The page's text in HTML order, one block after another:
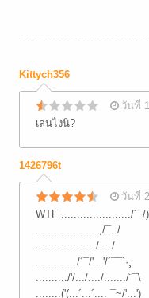
Kittych356
วันที่
เล่นไงนิ?
1426796t
วันที่
WTF ....................../´¯/)
....................,/¯../
.................../..../
............./´¯/'...'/´¯¯`·¸
........../'/.../..../......./¨¯\
........('(...´...´.... ¯~/'...')